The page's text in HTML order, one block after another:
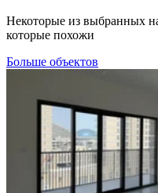
Некоторые из выбранных
которые похожи
Больше объектов